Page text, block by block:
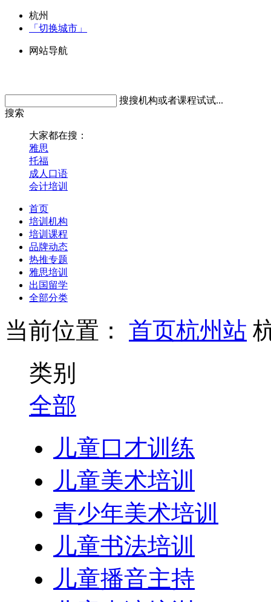
杭州
「切换城市」
网站导航
搜搜机构或者课程试试...
搜索
大家都在搜：
雅思
托福
成人口语
会计培训
首页
培训机构
培训课程
品牌动态
热推专题
雅思培训
出国留学
全部分类
当前位置： 首页杭州站
类别
全部
儿童口才训练
儿童美术培训
青少年美术培训
儿童书法培训
儿童播音主持